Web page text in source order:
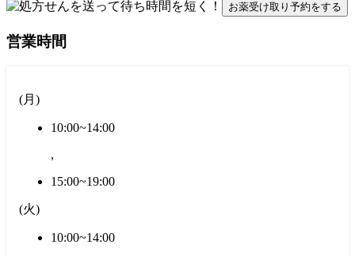
お薬受け取り予約をする
営業時間
(月 )
10:00~14:00
,
15:00~19:00
(火)
10:00~14:00